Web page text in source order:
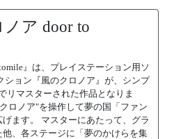
ア door to
』は、プレイステーション用ソ
ション『風のクロノア』が、シンプ
リマスターされた作品となりま
ロノア"を操作して夢の国「ファン
ます。 マスターにあたって、グラ
、各ステージに「夢のかけらを集